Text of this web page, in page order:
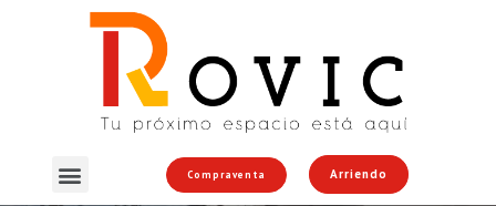
Compraventa Arriendo